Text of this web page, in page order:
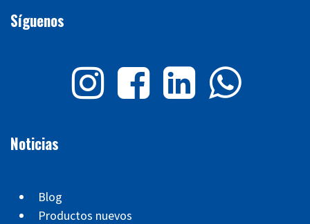
Síguenos
Noticias
Blog
Productos nuevos